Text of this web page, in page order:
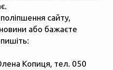
сайту,
новини або бажаєте
Копиця, тел. 050